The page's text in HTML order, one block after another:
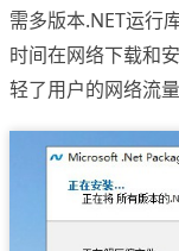
需多版本.NET运行
时间在网络下载和
轻了用户的网络流量